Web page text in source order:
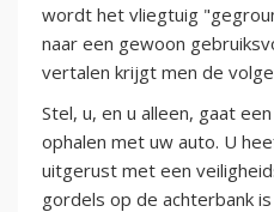
wordt het vliegtuig
naar een gewoon
vertalen krijgt men de
Stel, u, en u alleen, gaat
ophalen met uw auto. U
uitgerust met een
gordels op de achterbank